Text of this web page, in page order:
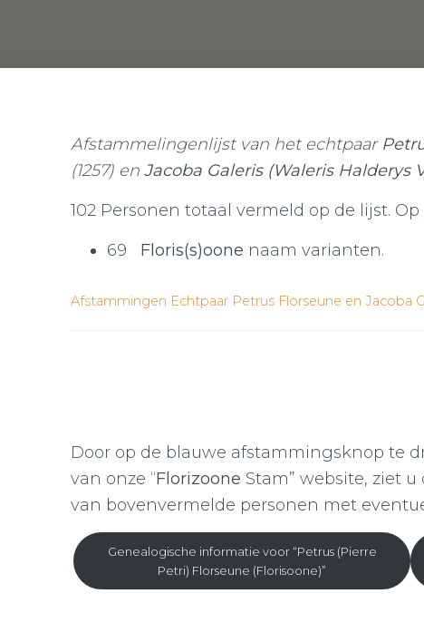
Afstammelingenlijst van het echtpaar
(1257) en Jacoba Galeris (Waleris Halderys
102 Personen totaal vermeld op de lijst.
69 Floris(s)oone naam varianten.
Afstammingen Echtpaar Petrus Florseune en Jacoba
Door op de blauwe afstammingsknop te
van onze “Florizoone Stam” website, ziet
van bovenvermelde personen met
Genealogische informatie voor “Petrus (Pierre
Petri) Florseune (Florisoone)”